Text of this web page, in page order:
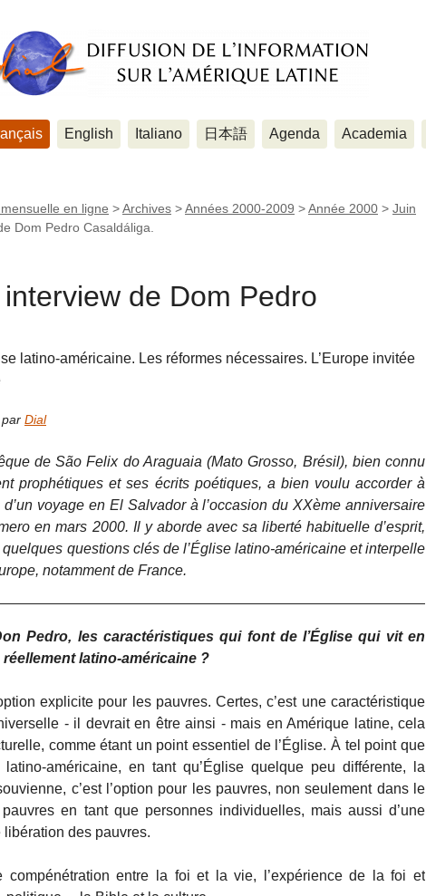
English Italiano 日本語 Agenda Academia
en ligne >Archives >Années 2000-2009 >Année 2000 > Juin
Dom Pedro Casaldáliga.
de Dom Pedro
latino-américaine. Les réformes nécessaires. L’Europe invitée
Dial
de São Felix do Araguaia (Mato Grosso, Brésil), bien connu
prophétiques et ses écrits poétiques, a bien voulu accorder à
voyage en El Salvador à l’occasion du XXème anniversaire
en mars 2000. Il y aborde avec sa liberté habituelle d’esprit,
questions clés de l’Église latino-américaine et interpelle
notamment de France.
Pedro, les caractéristiques qui font de l’Église qui vit en
latino-américaine ?
explicite pour les pauvres. Certes, c’est une caractéristique
- il devrait en être ainsi - mais en Amérique latine, cela
comme étant un point essentiel de l’Église. À tel point que
américaine, en tant qu’Église quelque peu différente, la
c’est l’option pour les pauvres, non seulement dans le
en tant que personnes individuelles, mais aussi d’une
des pauvres.
entre la foi et la vie, l’expérience de la foi et